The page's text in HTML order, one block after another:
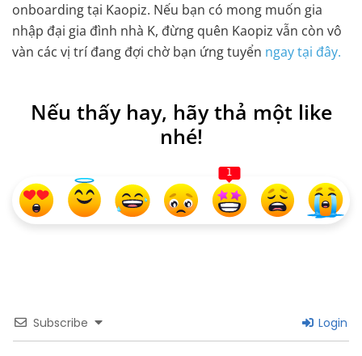
onboarding tại Kaopiz. Nếu bạn có mong muốn gia
nhập đại gia đình nhà K, đừng quên Kaopiz vẫn còn vô
vàn các vị trí đang đợi chờ bạn ứng tuyển ngay tại đây.
Nếu thấy hay, hãy thả một like
nhé!
1
Subscribe Login